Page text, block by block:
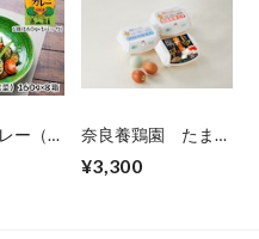
ー（小
奈良養鶏園 たまご
ト
¥3,300